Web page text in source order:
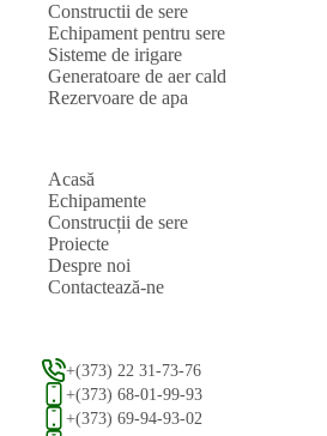
Constructii de sere
Echipament pentru sere
Sisteme de irigare
Generatoare de aer cald
Rezervoare de apa
Acasă
Echipamente
Construcții de sere
Proiecte
Despre noi
Contactează-ne
+(373) 22 31-73-76
+(373) 68-01-99-93
+(373) 69-94-93-02